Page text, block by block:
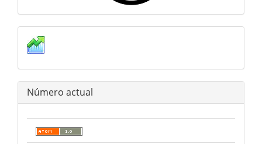
Estadisticas
Número actual